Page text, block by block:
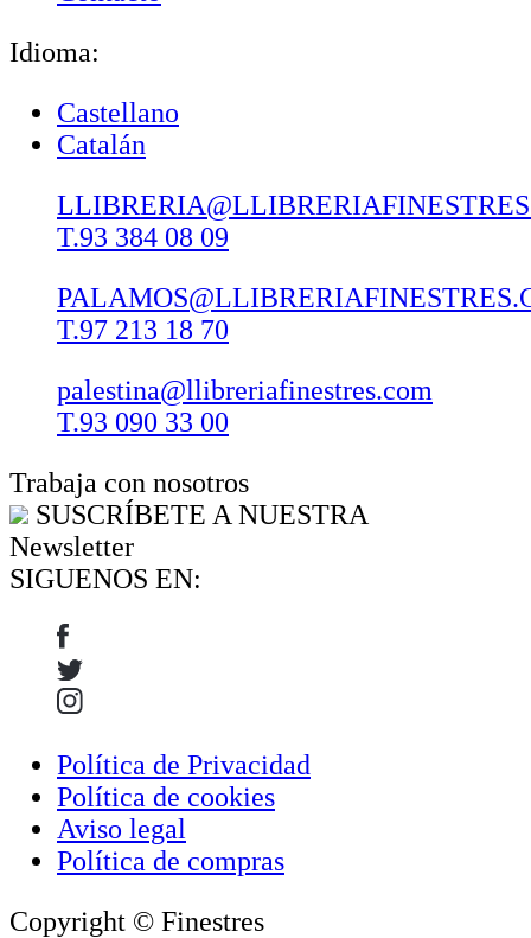
Idioma:
Castellano
Catalán
T.93 384 08 09
T.97 213 18 70
palestina@llibreriafinestres.com
T.93 090 33 00
Trabaja con nosotros
SUSCRÍBETE A NUESTRA
Newsletter
SIGUENOS EN:
Política de Privacidad
Política de cookies
Aviso legal
Política de compras
Copyright © Finestres